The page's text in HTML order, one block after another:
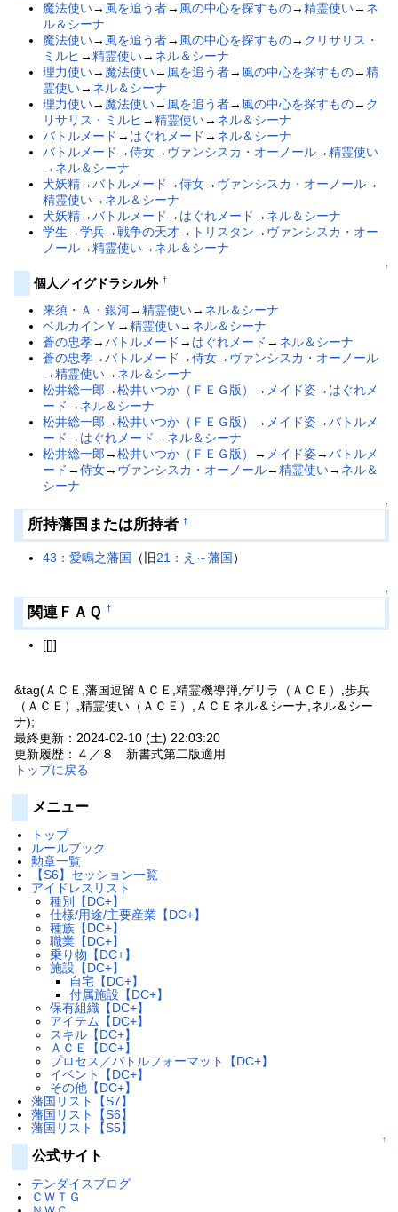
魔法使い→ 風を追う者→ 風の中心を探すもの→精霊使い→ ネ
ル＆シーナ
魔法使い→ 風を追う者→ 風の中心を探すもの→ クリサリス・
ミルヒ →精霊使い→ ネル＆シーナ
理力使い→ 魔法使い→ 風を追う者→ 風の中心を探すもの→精
霊使い→ ネル＆シーナ
理力使い→ 魔法使い→ 風を追う者→ 風の中心を探すもの→ ク
リサリス・ミルヒ →精霊使い→ ネル＆シーナ
バトルメード → はぐれメード → ネル＆シーナ
バトルメード →侍女→ ヴァンシスカ・オーノール→精霊使い
→ ネル＆シーナ
犬妖精→バトルメード →侍女→ ヴァンシスカ・オーノール→
精霊使い→ ネル＆シーナ
犬妖精→バトルメード → はぐれメード → ネル＆シーナ
学生→学兵→戦争の天才→ トリスタン→ ヴァンシスカ・オー
ノール→精霊使い→ ネル＆シーナ
↑
個人／イグドラシル外 †
来須・Ａ・銀河→精霊使い→ ネル＆シーナ
ベルカインＹ →精霊使い→ ネル＆シーナ
蒼の忠孝→バトルメード → はぐれメード → ネル＆シーナ
蒼の忠孝→バトルメード →侍女→ ヴァンシスカ・オーノール
→精霊使い→ ネル＆シーナ
松井総一郎→松井いつか（ＦＥＧ版） → メイド姿→ はぐれメ
ード → ネル＆シーナ
松井総一郎→松井いつか（ＦＥＧ版） → メイド姿→バトルメ
ード → はぐれメード → ネル＆シーナ
松井総一郎→松井いつか（ＦＥＧ版） → メイド姿→バトルメ
ード →侍女→ ヴァンシスカ・オーノール→精霊使い→ ネル＆
シーナ
↑
所持藩国または所持者 †
43：愛鳴之藩国 （旧21：え～藩国 ）
↑
関連ＦＡＱ †
[[]]
&tag(ＡＣＥ,藩国逗留ＡＣＥ,精霊機導弾,ゲリラ（ＡＣＥ）,歩兵
（ＡＣＥ）,精霊使い（ＡＣＥ）,ＡＣＥネル＆シーナ,ネル＆シー
ナ);
最終更新：2024-02-10 (土) 22:03:20
更新履歴：４／８ 新書式第二版適用
トップに戻る
メニュー
トップ
ルールブック
勲章一覧
【S6】セッション一覧
アイドレスリスト
種別【DC+】
仕様/用途/主要産業【DC+】
種族【DC+】
職業【DC+】
乗り物【DC+】
施設【DC+】
自宅【DC+】
付属施設【DC+】
保有組織【DC+】
アイテム【DC+】
スキル【DC+】
ＡＣＥ【DC+】
プロセス／バトルフォーマット【DC+】
イベント【DC+】
その他【DC+】
藩国リスト【S7】
藩国リスト【S6】
藩国リスト【S5】
↑
公式サイト
テンダイスブログ
ＣＷＴＧ